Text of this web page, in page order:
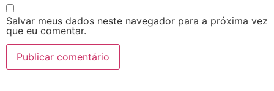
Salvar meus dados neste navegador para a próxima vez
que eu comentar.